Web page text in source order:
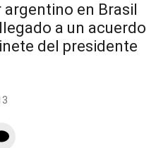
en Brasil
a un acuerdo
del presidente